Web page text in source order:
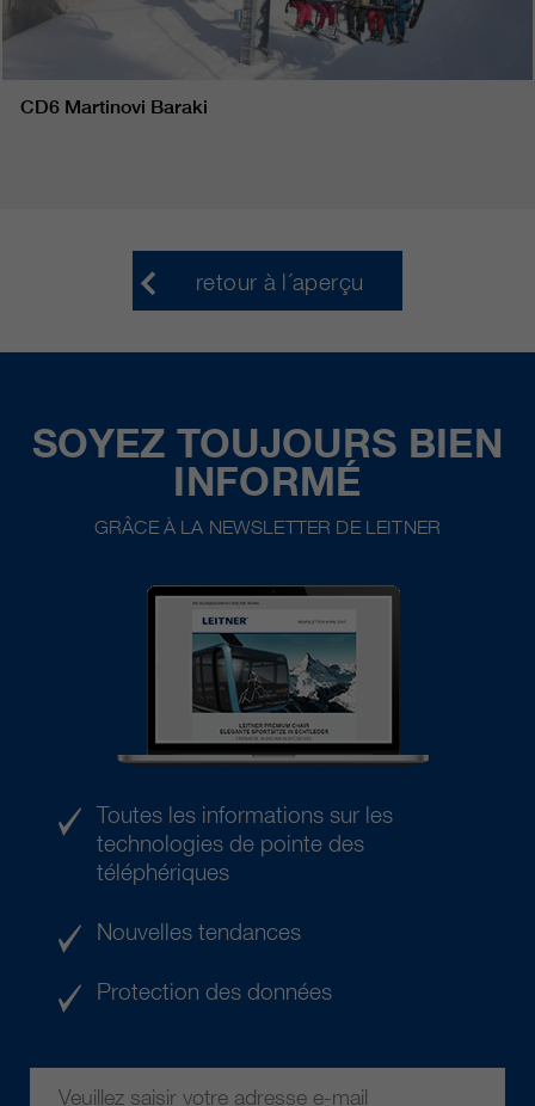
CD6 Martinovi Baraki
retour à l´aperçu
SOYEZ TOUJOURS BIEN
INFORMÉ
GRÂCE À LA NEWSLETTER DE LEITNER
Toutes les informations sur les
technologies de pointe des
téléphériques
Nouvelles tendances
Protection des données